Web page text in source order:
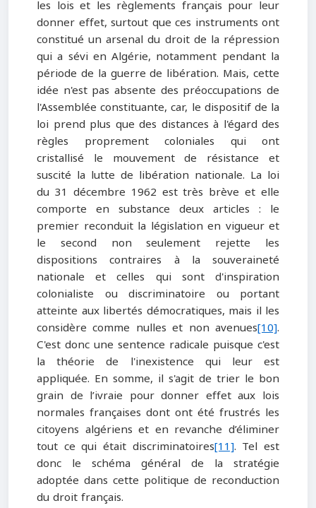
les lois et les règlements français pour leur
donner effet, surtout que ces instruments ont
constitué un arsenal du droit de la répression
qui a sévi en Algérie, notamment pendant la
période de la guerre de libération. Mais, cette
idée n'est pas absente des préoccupations de
l'Assemblée constituante, car, le dispositif de la
loi prend plus que des distances à l'égard des
règles proprement coloniales qui ont
cristallisé le mouvement de résistance et
suscité la lutte de libération nationale. La loi
du 31 décembre 1962 est très brève et elle
comporte en substance deux articles : le
premier reconduit la législation en vigueur et
le second non seulement rejette les
dispositions contraires à la souveraineté
nationale et celles qui sont d'inspiration
colonialiste ou discriminatoire ou portant
atteinte aux libertés démocratiques, mais il les
considère comme nulles et non avenues[10].
C'est donc une sentence radicale puisque c'est
la théorie de l'inexistence qui leur est
appliquée. En somme, il s'agit de trier le bon
grain de l’ivraie pour donner effet aux lois
normales françaises dont ont été frustrés les
citoyens algériens et en revanche d’éliminer
tout ce qui était discriminatoires[11]. Tel est
donc le schéma général de la stratégie
adoptée dans cette politique de reconduction
du droit français.